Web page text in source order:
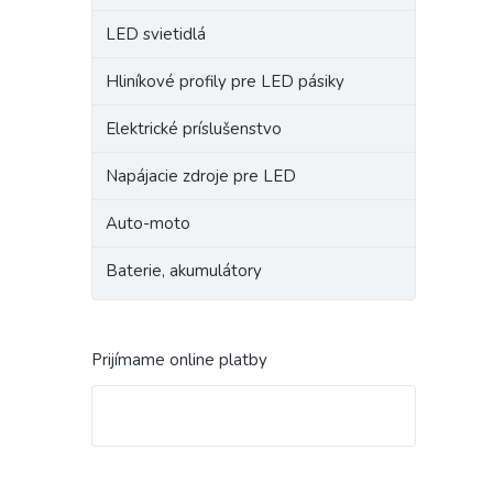
LED svietidlá
Hliníkové profily pre LED pásiky
Elektrické príslušenstvo
Napájacie zdroje pre LED
Auto-moto
Baterie, akumulátory
Prijímame online platby